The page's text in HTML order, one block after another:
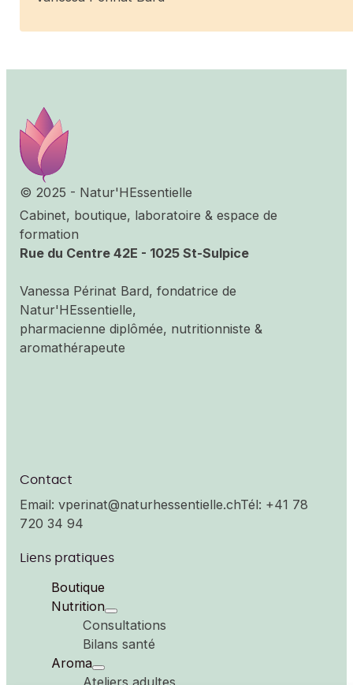
© 2025 - Natur'HEssentielle
Cabinet, boutique, laboratoire & espace de
formation
Rue du Centre 42E - 1025 St-Sulpice
Vanessa Périnat Bard, fondatrice de
Natur'HEssentielle,
pharmacienne diplômée, nutritionniste &
aromathérapeute
Contact
Email: vperinat@naturhessentielle.chTél: +41 78
720 34 94
Liens pratiques
Boutique
Nutrition
Consultations
Bilans santé
Aroma
Ateliers adultes